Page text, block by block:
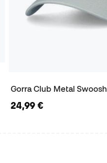
Gorra Club Metal Swoosh
24,99 €